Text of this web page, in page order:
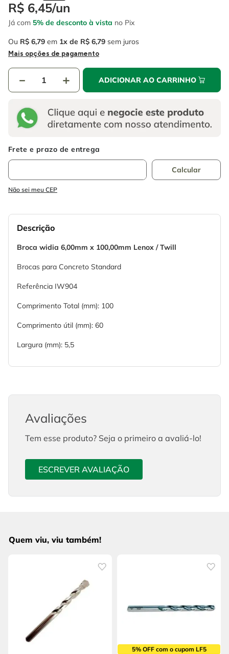
R$ 6,45/un
Já com 5% de desconto à vista no Pix
Ou R$ 6,79 em 1 R$ 6,79 sem juros
Mais opções de pagamento
＋
－ ADICIONAR AO CARRINHO
Não sei meu CEP
Descrição
Broca widia 6,00mm x 100,00mm Lenox / Twill
Brocas para Concreto Standard
Referência IW904
Comprimento Total (mm): 100
Comprimento útil (mm): 60
Largura (mm): 5,5
Avaliações
Tem esse produto? Seja o primeiro a avaliá-lo!
ESCREVER AVALIAÇÃO
Quem viu, viu também!
5% OFF com o cupom LF5
6 º fio
7º chave impacto
8º disco corte
serra copo
º escada
º serra circular
º fio
disco corte
serra copo